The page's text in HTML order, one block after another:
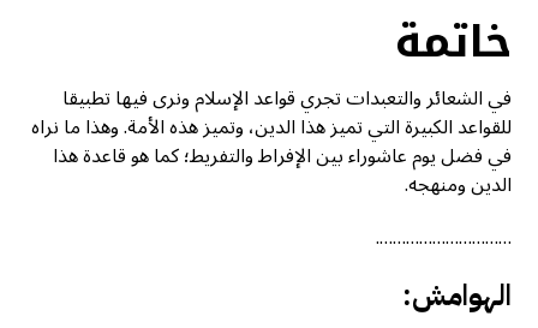
خاتمة
في الشعائر والتعبدات تجري قواعد الإسلام ونرى فيها تطبيقا
للقواعد الكبيرة التي تميز هذا الدين، وتميز هذه الأمة. وهذا ما نراه
في فضل يوم عاشوراء بين الإفراط والتفريط؛ كما هو قاعدة هذا
الدين ومنهجه.
………………………….
الهوامش: